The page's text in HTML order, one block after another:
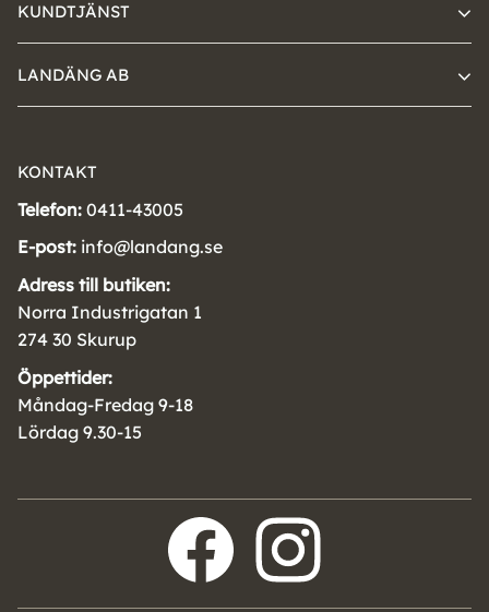
KUNDTJÄNST
LANDÄNG AB
KONTAKT
Telefon: 0411-43005
E-post: info@landang.se
Adress till butiken:
Norra Industrigatan 1
274 30 Skurup
Öppettider:
Måndag-Fredag 9-18
Lördag 9.30-15